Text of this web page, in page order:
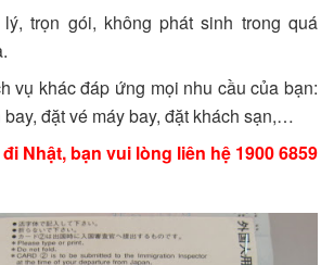
trọn gói, không phát sinh trong quá
vụ khác đáp ứng mọi nhu cầu của bạn:
đặt vé máy bay, đặt khách sạn,…
Nhật, bạn vui lòng liên hệ 1900 6859